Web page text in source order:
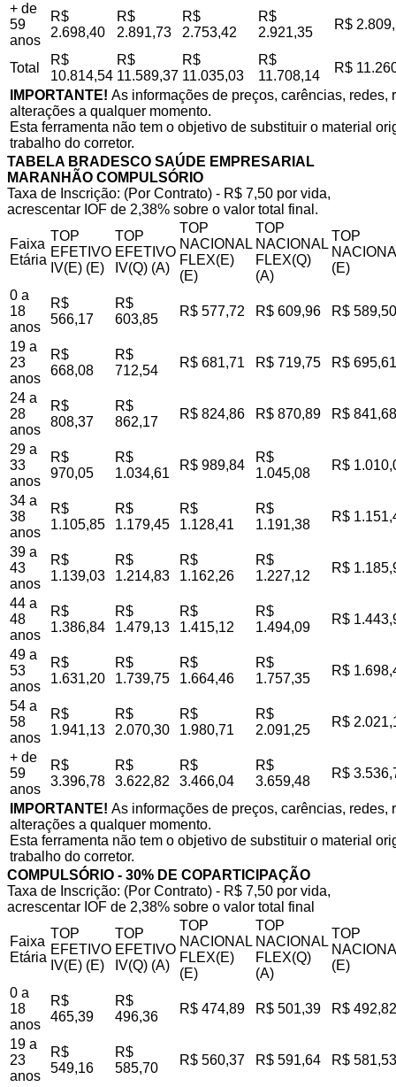
+ de
59
anos
R$
2.698,40
R$
2.891,73
R$
2.753,42
R$
2.921,35
R$
Total
R$
10.814,54
R$
11.589,37
R$
11.035,03
R$
11.708,14
R$
IMPORTANTE! As informações de preços, carências,
alterações a qualquer momento.
Esta ferramenta não tem o objetivo de substituir o material
trabalho do corretor.
TABELA BRADESCO SAÚDE EMPRESARIAL
MARANHÃO COMPULSÓRIO
Taxa de Inscrição: (Por Contrato) - R$ 7,50 por vida,
acrescentar IOF de 2,38% sobre o valor total final.
Faixa
Etária
TOP
EFETIVO
IV(E) (E)
TOP
EFETIVO
IV(Q) (A)
TOP
NACIONAL
FLEX(E)
(E)
TOP
NACIONAL
FLEX(Q)
(A)
TOP
(E)
0 a
18
anos
R$
566,17
R$
603,85
R$ 577,72 R$ 609,96 R$ 589,50
19 a
23
anos
R$
668,08
R$
712,54
R$ 681,71 R$ 719,75 R$ 695,61
24 a
28
anos
R$
808,37
R$
862,17
R$ 824,86 R$ 870,89 R$ 841,68
29 a
33
anos
R$
970,05
R$
1.034,61
R$ 989,84
R$
1.045,08
R$
34 a
38
anos
R$
1.105,85
R$
1.179,45
R$
1.128,41
R$
1.191,38
R$
39 a
43
anos
R$
1.139,03
R$
1.214,83
R$
1.162,26
R$
1.227,12
R$
44 a
48
anos
R$
1.386,84
R$
1.479,13
R$
1.415,12
R$
1.494,09
R$
49 a
53
anos
R$
1.631,20
R$
1.739,75
R$
1.664,46
R$
1.757,35
R$
54 a
58
anos
R$
1.941,13
R$
2.070,30
R$
1.980,71
R$
2.091,25
R$
+ de
59
anos
R$
3.396,78
R$
3.622,82
R$
3.466,04
R$
3.659,48
R$
IMPORTANTE! As informações de preços, carências,
alterações a qualquer momento.
Esta ferramenta não tem o objetivo de substituir o material
trabalho do corretor.
COMPULSÓRIO - 30% DE COPARTICIPAÇÃO
Taxa de Inscrição: (Por Contrato) - R$ 7,50 por vida,
acrescentar IOF de 2,38% sobre o valor total final
Faixa
Etária
TOP
EFETIVO
IV(E) (E)
TOP
EFETIVO
IV(Q) (A)
TOP
NACIONAL
FLEX(E)
(E)
TOP
NACIONAL
FLEX(Q)
(A)
TOP
(E)
0 a
18
anos
R$
465,39
R$
496,36
R$ 474,89 R$ 501,39 R$ 492,82
19 a
23
anos
R$
549,16
R$
585,70
R$ 560,37 R$ 591,64 R$ 581,53